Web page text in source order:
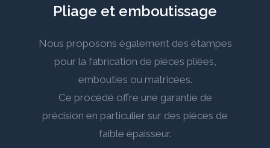
Pliage et emboutissage
Nous proposons également des étampes
pour la fabrication de pièces pliées,
embouties ou matricées.
Ce procédé offre une garantie de
précision en particulier sur des pièces de
faible épaisseur.